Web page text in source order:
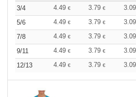
3/4 4.49 € 3.79 € 3.09
5/6
4.49 € 3.79 € 3.09
7/8
4.49 € 3.79 € 3.09
9/11
4.49 € 3.79 € 3.09
12/13
4.49 € 3.79 € 3.09